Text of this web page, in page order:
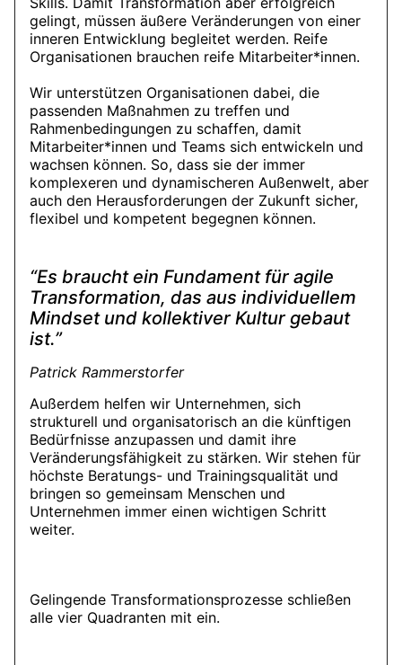
gelingt, müssen äußere Veränderungen von einer
inneren Entwicklung begleitet werden. Reife
Organisationen brauchen reife Mitarbeiter*innen.
Wir unterstützen Organisationen dabei, die
passenden Maßnahmen zu treffen und
Rahmenbedingungen zu schaffen, damit
Mitarbeiter*innen und Teams sich entwickeln und
wachsen können. So, dass sie der immer
komplexeren und dynamischeren Außenwelt, aber
auch den Herausforderungen der Zukunft sicher,
flexibel und kompetent begegnen können.
“Es braucht ein Fundament für agile
Transformation, das aus individuellem
Mindset und kollektiver Kultur gebaut
ist.”
Patrick Rammerstorfer
Außerdem helfen wir Unternehmen, sich
strukturell und organisatorisch an die künftigen
Bedürfnisse anzupassen und damit ihre
Veränderungsfähigkeit zu stärken. Wir stehen für
höchste Beratungs- und Trainingsqualität und
bringen so gemeinsam Menschen und
Unternehmen immer einen wichtigen Schritt
weiter.
Gelingende Transformationsprozesse schließen
alle vier Quadranten mit ein.